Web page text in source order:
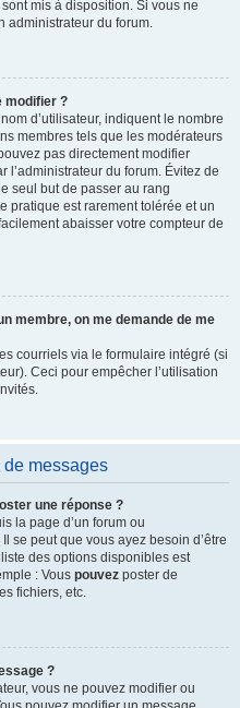
mis à disposition. Si vous ne
administrateur du forum.
modifier ?
d’utilisateur, indiquent le nombre
membres tels que les modérateurs
pas directement modifier
l’administrateur du forum. Évitez de
seul but de passer au rang
pratique est rarement tolérée et un
abaisser votre compteur de
membre, on me demande de me
courriels via le formulaire intégré (si
Ceci pour empêcher l’utilisation
messages
une réponse ?
la page d’un forum ou
se peut que vous ayez besoin d’être
des options disponibles est
: Vous pouvez poster de
fichiers, etc.
?
vous ne pouvez modifier ou